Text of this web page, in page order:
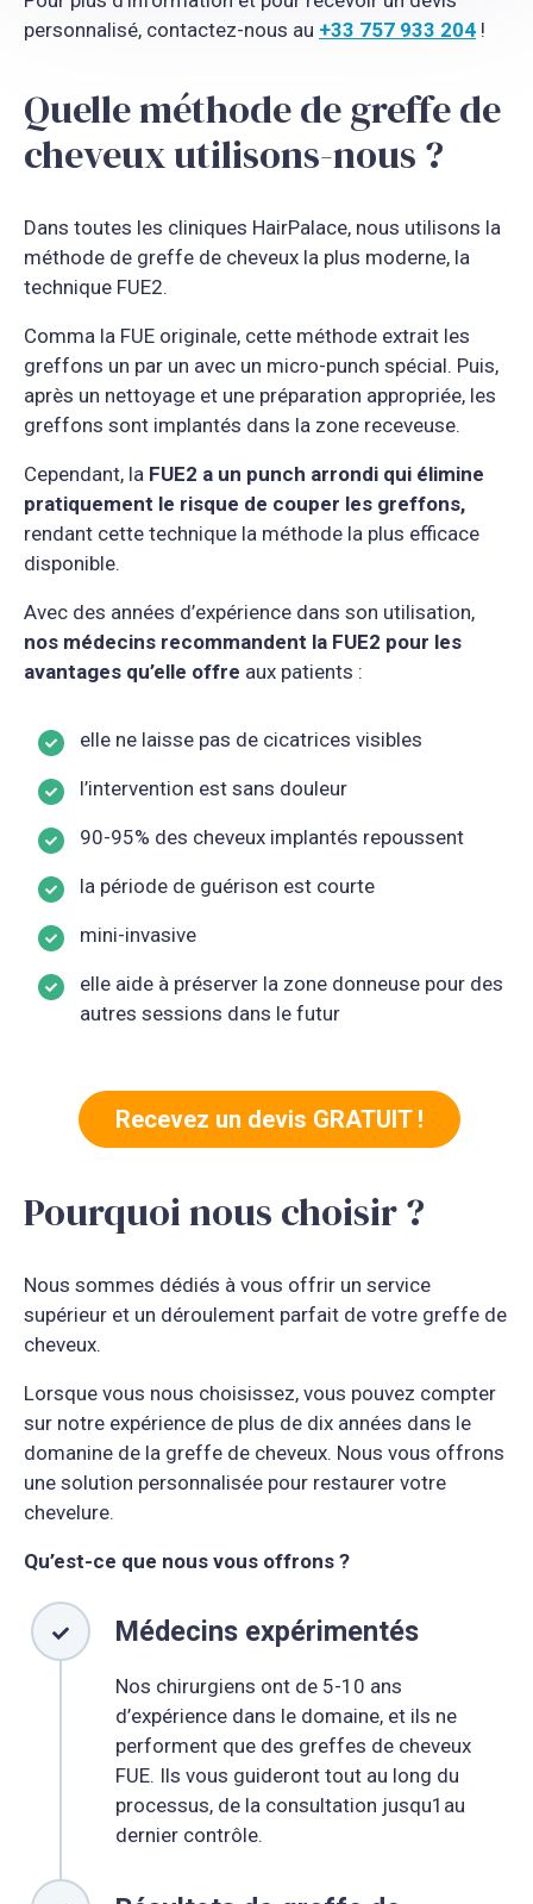
personnalisé, contactez-nous au +33 757 933 204 !
Quelle méthode de greffe de
cheveux utilisons-nous ?
Dans toutes les cliniques HairPalace, nous utilisons la
méthode de greffe de cheveux la plus moderne, la
technique FUE2.
Comma la FUE originale, cette méthode extrait les
greffons un par un avec un micro-punch spécial. Puis,
après un nettoyage et une préparation appropriée, les
greffons sont implantés dans la zone receveuse.
Cependant, la FUE2 a un punch arrondi qui élimine
pratiquement le risque de couper les greffons,
rendant cette technique la méthode la plus efficace
disponible.
Avec des années d’expérience dans son utilisation,
nos médecins recommandent la FUE2 pour les
avantages qu’elle offre aux patients :
elle ne laisse pas de cicatrices visibles
l’intervention est sans douleur
90-95% des cheveux implantés repoussent
la période de guérison est courte
mini-invasive
elle aide à préserver la zone donneuse pour des
autres sessions dans le futur
Recevez un devis GRATUIT !
Pourquoi nous choisir ?
Nous sommes dédiés à vous offrir un service
supérieur et un déroulement parfait de votre greffe de
cheveux.
Lorsque vous nous choisissez, vous pouvez compter
sur notre expérience de plus de dix années dans le
domanine de la greffe de cheveux. Nous vous offrons
une solution personnalisée pour restaurer votre
chevelure.
Qu’est-ce que nous vous offrons ?
Médecins expérimentés
Nos chirurgiens ont de 5-10 ans
d’expérience dans le domaine, et ils ne
performent que des greffes de cheveux
FUE. Ils vous guideront tout au long du
processus, de la consultation jusqu1au
dernier contrôle.